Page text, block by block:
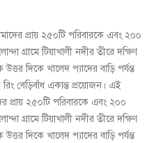
প্রায় ২৫০টি পরিবারকে এবং ২০০
গ্রামে টিয়াখালী নদীর তীরে দক্ষিণ
দিকে খালেদ প্যাদের বাড়ি পর্যন্ত
বেড়িবাঁধ একান্ত প্রয়োজন। এই
প্রায় ২৫০টি পরিবারকে এবং ২০০
গ্রামে টিয়াখালী নদীর তীরে দক্ষিণ
দিকে খালেদ প্যাদের বাড়ি পর্যন্ত